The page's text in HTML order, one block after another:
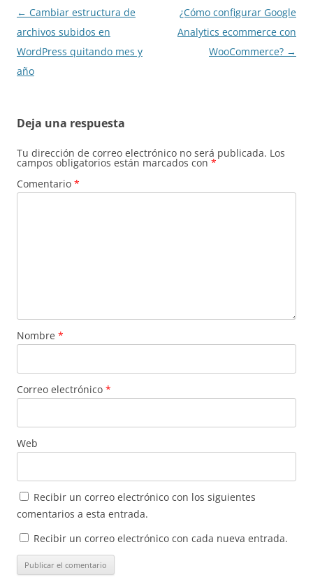
Navegación
de
entradas
← Cambiar estructura de
archivos subidos en
WordPress quitando mes y
año
¿Cómo configurar Google
Analytics ecommerce con
WooCommerce? →
Deja una respuesta
Tu dirección de correo electrónico no será publicada. Los
campos obligatorios están marcados con *
Comentario *
Nombre *
Correo electrónico *
Web
Recibir un correo electrónico con los siguientes
comentarios a esta entrada.
Recibir un correo electrónico con cada nueva entrada.